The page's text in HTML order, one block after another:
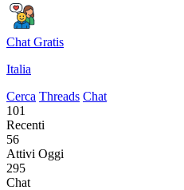
Chat Gratis
Italia
Cerca Threads Chat
101
Recenti
56
Attivi Oggi
295
Chat